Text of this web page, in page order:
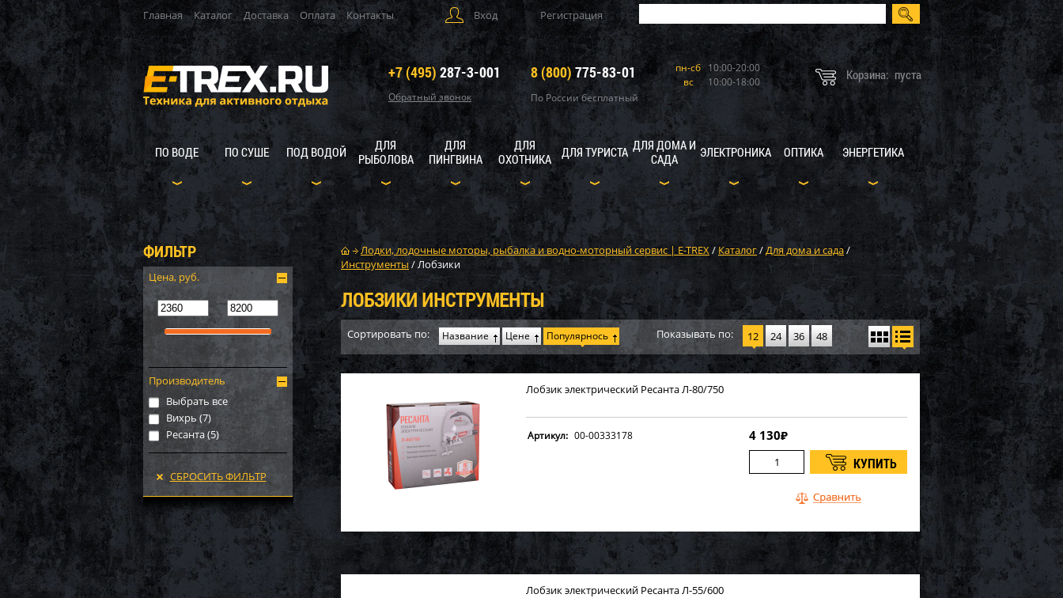
Главная Каталог Доставка Оплата Контакты Вход Регистрация
+7 (495) 287-3-001
Обратный звонок
8 (800) 775-83-01
По России бесплатный
пн-сб 10:00-20:00
вс
10:00-18:00 Корзина: пуста
ПО ВОДЕ ПО СУШЕ ПОД ВОДОЙ
ДЛЯ
РЫБОЛОВА
ДЛЯ
ПИНГВИНА
ДЛЯ
ОХОТНИКА
ДЛЯ ТУРИСТА ДЛЯ ДОМА И
САДА
ЭЛЕКТРОНИКА ОПТИКА ЭНЕРГЕТИКА
ФИЛЬТР
Цена, руб.
Производитель
Выбрать все
Вихрь (7)
Ресанта (5)
СБРОСИТЬ ФИЛЬТР
Лодки, лодочные моторы, рыбалка и водно-моторный сервис | E-TREX/ Каталог/Для дома и сада/
Инструменты /Лобзики
ЛОБЗИКИ ИНСТРУМЕНТЫ
Сортировать по: Название Цене Популярнось Показывать по: 12 24 36 48
Лобзик электрический Ресанта Л-80/750
Артикул: 00-00333178 4 130₽
Лобзик электрический Ресанта Л-55/600